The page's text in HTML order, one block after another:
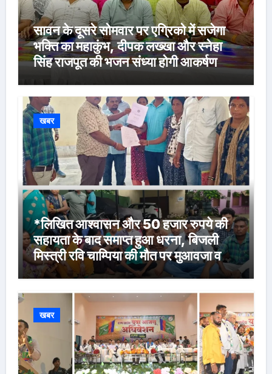
सावन के दूसरे सोमवार पर एग्रिको में सजेगा
भक्ति का महाकुंभ, दीपक लख्खा और स्नेहा
सिंह राजपूत की भजन संध्या होगी आकर्षण
खबर
*लिखित आश्वासन और 50 हजार रुपये की
सहायता के बाद समाप्त हुआ धरना, बिजली
मिस्त्री रवि चाम्पिया की मौत पर मुआवजा व
नौकरी की मांग*
खबर